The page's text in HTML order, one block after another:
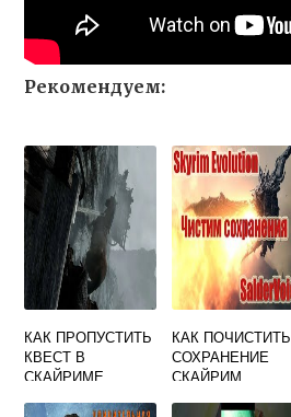
Рекомендуем:
КАК ПРОПУСТИТЬ
КВЕСТ В
СКАЙРИМЕ
КАК ПОЧИСТИТЬ
СОХРАНЕНИЕ
СКАЙРИМ